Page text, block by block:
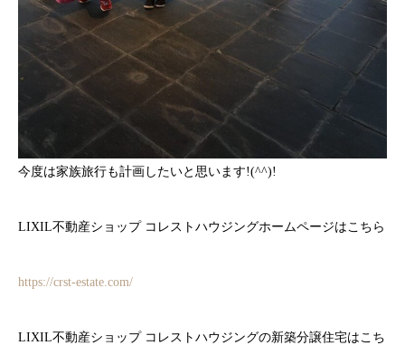
今度は家族旅行も計画したいと思います!(^^)!
LIXIL不動産ショップ コレストハウジングホームページはこちら
https://crst-estate.com/
LIXIL不動産ショップ コレストハウジングの新築分譲住宅はこち